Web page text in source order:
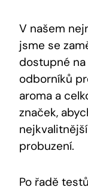
V našem
jsme se
dostupné
odborníků
aroma a
značek,
probuzení.
Po řadě